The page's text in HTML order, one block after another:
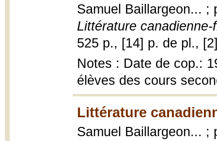
Samuel Baillargeon... ;
Littérature canadienne-
525 p., [14] p. de pl.,
Notes : Date de cop.:
élèves des cours
Littérature
Samuel Baillargeon... ;